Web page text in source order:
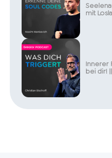
mit
Innerer
bei dir!